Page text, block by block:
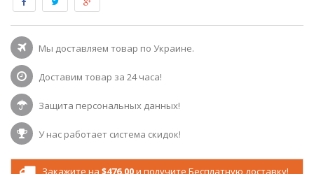
Мы доставляем товар по Украине.
Доставим товар за 24 часа!
Защита персональных данных!
У нас работает система скидок!
Закажите на $476.00и получите Бесплатную доставку!